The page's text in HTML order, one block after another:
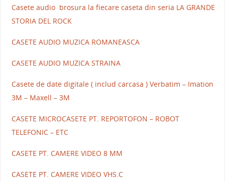
Casete audio brosura la fiecare caseta din seria LA GRANDE
STORIA DEL ROCK
CASETE AUDIO MUZICA ROMANEASCA
CASETE AUDIO MUZICA STRAINA
Casete de date digitale ( includ carcasa ) Verbatim – Imation
3M – Maxell – 3M
CASETE MICROCASETE PT. REPORTOFON – ROBOT
TELEFONIC – ETC
CASETE PT. CAMERE VIDEO 8 MM
CASETE PT. CAMERE VIDEO VHS.C